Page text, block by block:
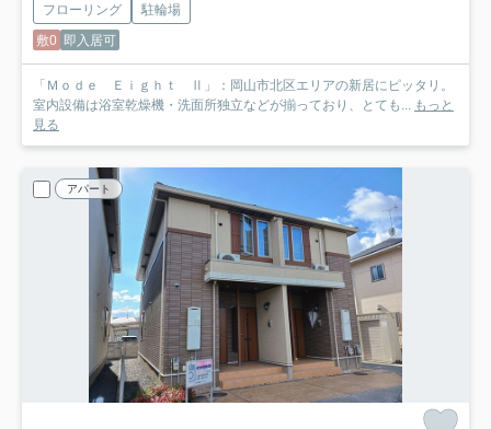
フローリング
駐輪場
敷0 即入居可
「Ｍｏｄｅ Ｅｉｇｈｔ Ⅱ」：岡山市北区エリアの新居にピッタリ。
室内設備は浴室乾燥機・洗面所独立などが揃っており、とても...
もっと
見る
アパート